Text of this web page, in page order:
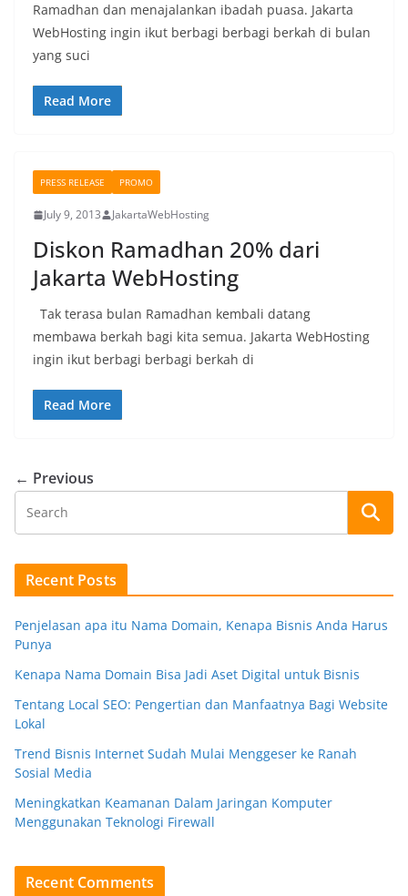
Ramadhan dan menajalankan ibadah puasa. Jakarta
WebHosting ingin ikut berbagi berbagi berkah di bulan
yang suci
Read More
PRESS RELEASE PROMO
July 9, 2013 JakartaWebHosting
Diskon Ramadhan 20% dari
Jakarta WebHosting
Tak terasa bulan Ramadhan kembali datang
membawa berkah bagi kita semua. Jakarta WebHosting
ingin ikut berbagi berbagi berkah di
Read More
← Previous
Recent Posts
Penjelasan apa itu Nama Domain, Kenapa Bisnis Anda Harus
Punya
Kenapa Nama Domain Bisa Jadi Aset Digital untuk Bisnis
Tentang Local SEO: Pengertian dan Manfaatnya Bagi Website
Lokal
Trend Bisnis Internet Sudah Mulai Menggeser ke Ranah
Sosial Media
Meningkatkan Keamanan Dalam Jaringan Komputer
Menggunakan Teknologi Firewall
Recent Comments